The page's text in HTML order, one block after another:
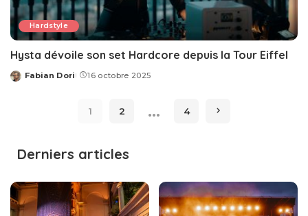
Hardstyle
Hysta dévoile son set Hardcore depuis la Tour Eiffel
Posted
Fabian Dori 16 octobre 2025
1 2 … 4
Derniers articles